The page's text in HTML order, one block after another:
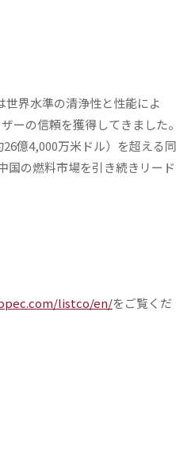
界水準の清浄性と性能によ
ーの信頼を獲得してきました。
億4,000万米ドル）を超える同
国の燃料市場を引き続きリード
listco/en/をご覧くだ